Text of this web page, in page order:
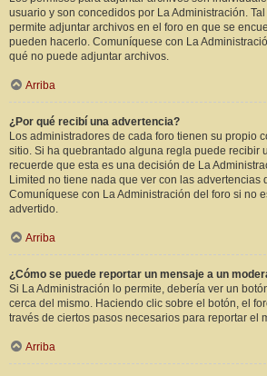
usuario y son concedidos por La Administración.
permite adjuntar archivos en el foro en que se
pueden hacerlo. Comuníquese con La
qué no puede adjuntar archivos.
Arriba
¿Por qué recibí una advertencia?
Los administradores de cada foro tienen su propio
sitio. Si ha quebrantado alguna regla puede recibir
recuerde que esta es una decisión de La
Limited no tiene nada que ver con las advertencias
Comuníquese con La Administración del foro si no
advertido.
Arriba
¿Cómo se puede reportar un mensaje a un
Si La Administración lo permite, debería ver un
cerca del mismo. Haciendo clic sobre el botón, el
través de ciertos pasos necesarios para reportar el
Arriba